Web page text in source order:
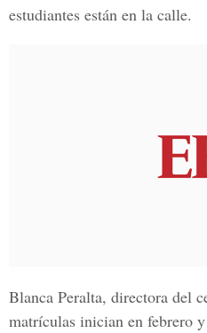
estudiantes están en la calle.
Blanca Peralta, directora del
matrículas inician en febrero